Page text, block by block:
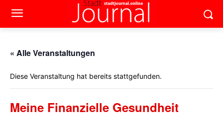
« Alle Veranstaltungen
Diese Veranstaltung hat bereits stattgefunden.
Meine Finanzielle Gesundheit